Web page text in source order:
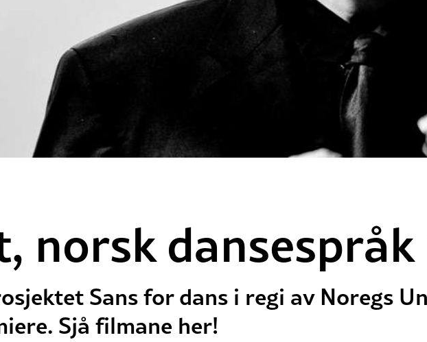
norsk
Sans for dans i regi av Noregs
Sjå filmane her!